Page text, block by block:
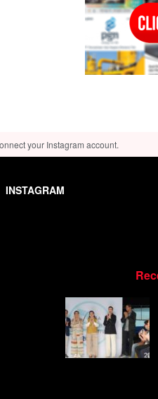
your Instagram account.
INSTAGRAM